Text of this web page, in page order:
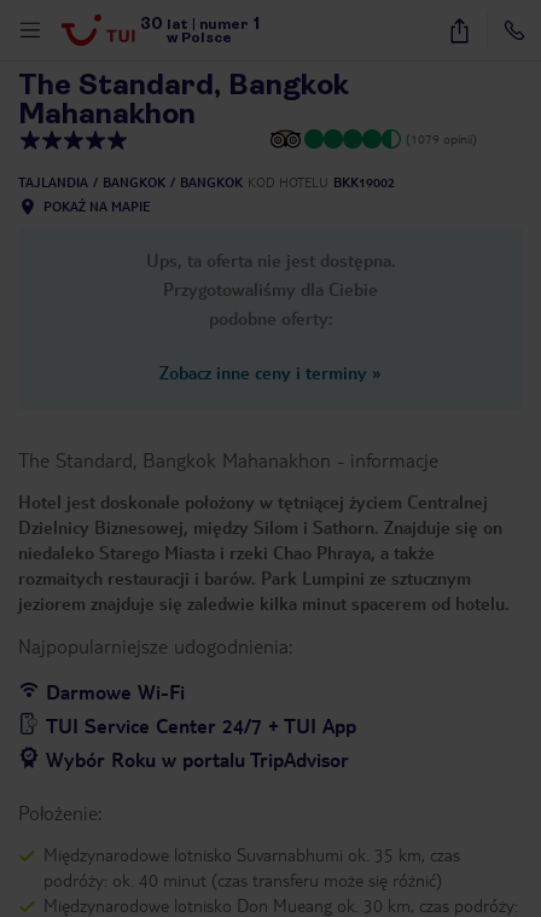
30 lat numer 1
w Polsce
77
The Standard, Bangkok
Mahanakhon
(1079 opinii)
TAJLANDIA BANGKOK BANGKOK KOD HOTELU BKK19002
POKAŻ NA MAPIE
Ups, ta oferta nie jest dostępna.
Przygotowaliśmy dla Ciebie
podobne oferty:
Zobacz inne ceny i terminy »
The Standard, Bangkok Mahanakhon - informacje
Hotel jest doskonale położony w tętniącej życiem Centralnej
Dzielnicy Biznesowej, między Silom i Sathorn. Znajduje się on
niedaleko Starego Miasta i rzeki Chao Phraya, a także
rozmaitych restauracji i barów. Park Lumpini ze sztucznym
jeziorem znajduje się zaledwie kilka minut spacerem od hotelu.
Najpopularniejsze udogodnienia:
Darmowe Wi-Fi
TUI Service Center 24/7 + TUI App
Wybór Roku w portalu TripAdvisor
Położenie:
Międzynarodowe lotnisko Suvarnabhumi ok. 35 km, czas
podróży: ok. 40 minut (czas transferu może się różnić)
Międzynarodowe lotnisko Don Mueang ok. 30 km, czas podróży: